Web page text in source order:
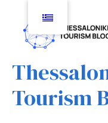
περιεχόμενο
Tourism